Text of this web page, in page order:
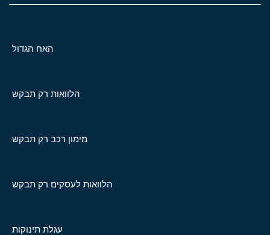
האח הגדול
הלוואות רק תבקש
מימון רכב רק תבקש
הלוואות לעסקים רק תבקש
עגלת תינוקות